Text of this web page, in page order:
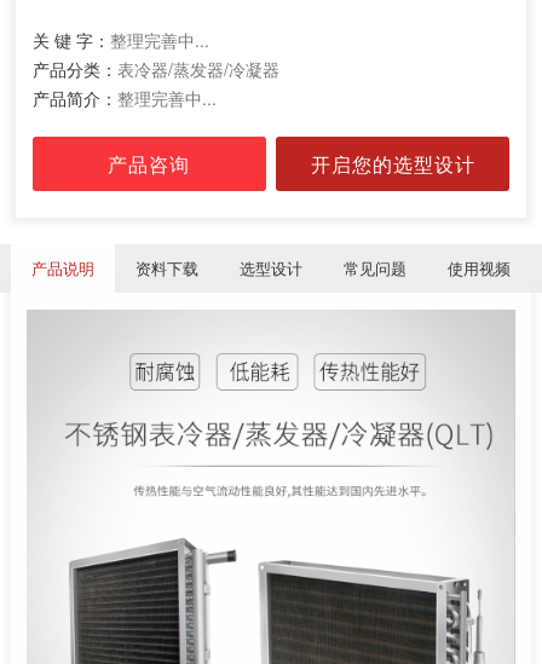
关 键 字： 整理完善中...
产品分类： 表冷器/蒸发器/冷凝器
产品简介： 整理完善中...
产品咨询 开启您的选型设计
产品说明 资料下载 选型设计 常见问题 使用视频